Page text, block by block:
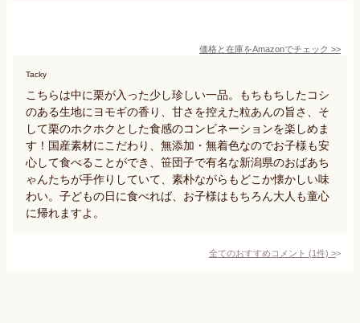
価格と在庫をAmazonでチェック >>
Tacky
こちらは中に栗が入った少し珍しい一品。もちもちしたコシ
のある生地にヨモギの香り、甘さを控えた粒あんの旨さ、そ
して栗のホクホクとした食感のコンビネーションを楽しめま
す！国産素材にこだわり、無添加・無着色なのでお子様も安
心して食べることができ、笹団子で有名な新潟県のおばあち
ゃんたちが手作りしていて、素朴ながらもどこか懐かしい味
わい。子どもの日に食べれば、お子様はもちろん大人も童心
に帰れますよ。
全てのおすすめコメント (1件) >